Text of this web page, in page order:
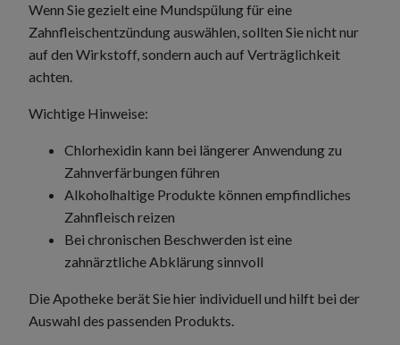
Wenn Sie gezielt eine Mundspülung für eine
Zahnfleischentzündung auswählen, sollten Sie nicht nur
auf den Wirkstoff, sondern auch auf Verträglichkeit
achten.
Wichtige Hinweise:
Chlorhexidin kann bei längerer Anwendung zu
Zahnverfärbungen führen
Alkoholhaltige Produkte können empfindliches
Zahnfleisch reizen
Bei chronischen Beschwerden ist eine
zahnärztliche Abklärung sinnvoll
Die Apotheke berät Sie hier individuell und hilft bei der
Auswahl des passenden Produkts.